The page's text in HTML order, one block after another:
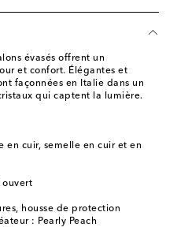
évasés offrent un
et confort. Élégantes et
façonnées en Italie dans un
qui captent la lumière.
en cuir, semelle en cuir et en
ouvert
housse de protection
: Pearly Peach